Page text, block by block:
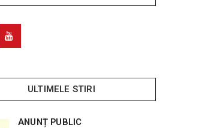
ULTIMELE STIRI
ANUNȚ PUBLIC